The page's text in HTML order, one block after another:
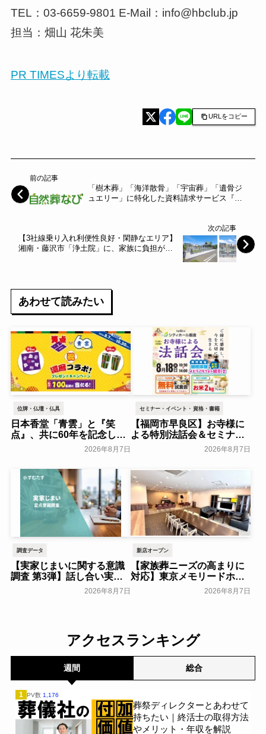
TEL：03-6659-9801 E-Mail：info@hbclub.jp
担当：畑山 花朱美
PR TIMESより転載
URLをコピー
前の記事
「樹木葬」「海洋散骨」「宇宙葬」「遺骨ジ
ュエリー」に特化した資料請求サービス『自
次の記事
【3社線乗り入れ利便性良好・閑静なエリア】
湘南・藤沢市「浄土院」に、家族に負担がか
あわせて読みたい
位牌・仏壇・仏具
日本香堂「青雲」と『笑
点』、共に60年を記念した
初コラボ！オリジナルグッ
ズのプレゼントキャンペー
ンを実施～日本香堂～
一般公開
2026年8月7日
セミナー・イベント・資格・書籍
【福岡市早良区】お寺様に
よる特別法話会＆セミナー
特典「無料試食会」を8月
18日(月)にシティホール飯
一般公開
2026年8月7日
調査データ
【実家じまいに関する意識
調査 第3弾】話し合い実施
率は29.5％で前回から低
下。「大相続時代」でも家
2026年8月7日
新店オープン
【家族葬ニーズの高まりに
対応】東京メモリードホー
ルに貸切型家族葬空間『第
８ホール～Living～』オー
2026年8月7日
アクセスランキング
週間 総合
1 PV数 1,176
葬祭ディレクターとあわせて
持ちたい｜終活士の取得方法
やメリット・年収を解説